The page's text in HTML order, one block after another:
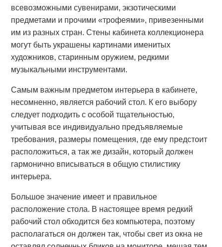
всевозможными сувенирами, экзотическими
предметами и прочими «трофеями», привезенными
им из разных стран. Стены кабинета коллекционера
могут быть украшены картинами именитых
художников, старинным оружием, редкими
музыкальными инструментами.
Самым важным предметом интерьера в кабинете,
несомненно, является рабочий стол. К его выбору
следует подходить с особой тщательностью,
учитывая все индивидуально предъявляемые
требования, размеры помещения, где ему предстоит
расположиться, а так же дизайн, который должен
гармонично вписываться в общую стилистику
интерьера.
Большое значение имеет и правильное
расположение стола. В настоящее время редкий
рабочий стол обходится без компьютера, поэтому
располагаться он должен так, чтобы свет из окна не